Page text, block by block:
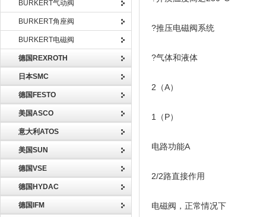
BURKERT气动阀
BURKERT角座阀
BURKERT电磁阀
德国REXROTH
日本SMC
德国FESTO
美国ASCO
意大利ATOS
美国SUN
德国VSE
德国HYDAC
德国IFM
?推压电磁阀系统
?气体和液体
2（A）
1（P）
电路功能A
2/2路直接作用
电磁阀，正常情况下